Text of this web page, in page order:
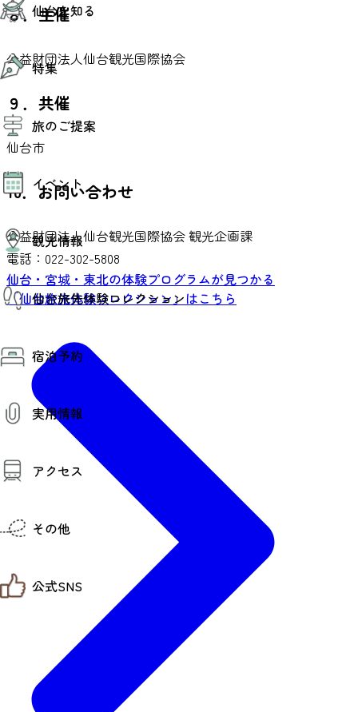
モデルコース
エリアガイド
お得なチケット
仙台を知る
仙台の魅力
エリアガイド
仙台観光PR動画ライブラリー
仙台から行く東北周遊旅
伝統的工芸品
特集
特集
夜時間トピックス
旅のご提案
AIおまかせコース
オリジナルプラン
イベント
その他イベント情報（音楽・展示会）
スポーツ情報
コンベンション情報
観光情報
観光スポット
温泉
プロスポーツチーム・プロオーケストラ
仙台の銘品
仙台観光マップ
仙台旅先体験コレクション
仙台旅先体験コレクション
体験プログラム検索（予約）
体験事業者からのお知らせ
体験トピックス
体験事業者
宿泊予約
実用情報
観光案内
お役立ち情報
アクセス
仙台までの経路検索
市内の交通情報
その他
お問い合わせ
観光マップ
せんだい旅日和とは
サイト利用規約
プライバシーポリシー
仙臺写真館フォトギャラリー
公式SNS
せんだい旅日和 X
せんだい旅日和 Instagram
せんだい旅日和 Facebook
仙台旅先体験コレクション Facebook
仙台旅先体験コレクション Instagaram
８．主催
公益財団法人仙台観光国際協会
９．共催
仙台市
10．お問い合わせ
公益財団法人仙台観光国際協会 観光企画課
電話：022-302-5808
仙台・宮城・東北の体験プログラムが見つかる
「仙台旅先体験コレクション」はこちら